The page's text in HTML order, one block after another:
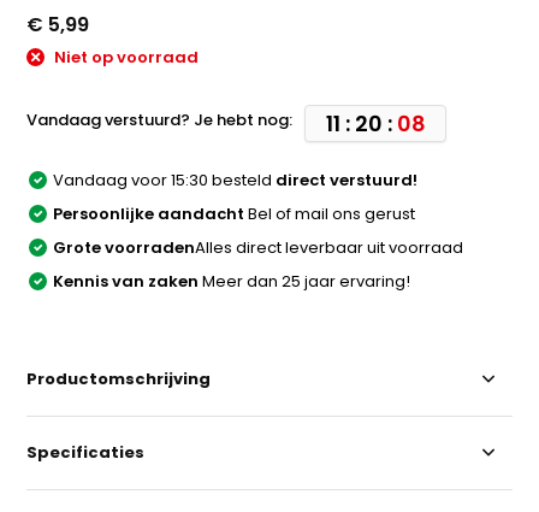
€ 5,99
Niet op voorraad
Vandaag verstuurd? Je hebt nog: 11 : 20 : 08
Vandaag voor 15:30 besteld direct verstuurd!
Persoonlijke aandacht Bel of mail ons gerust
Grote voorradenAlles direct leverbaar uit voorraad
Kennis van zaken Meer dan 25 jaar ervaring!
Productomschrijving
Specificaties